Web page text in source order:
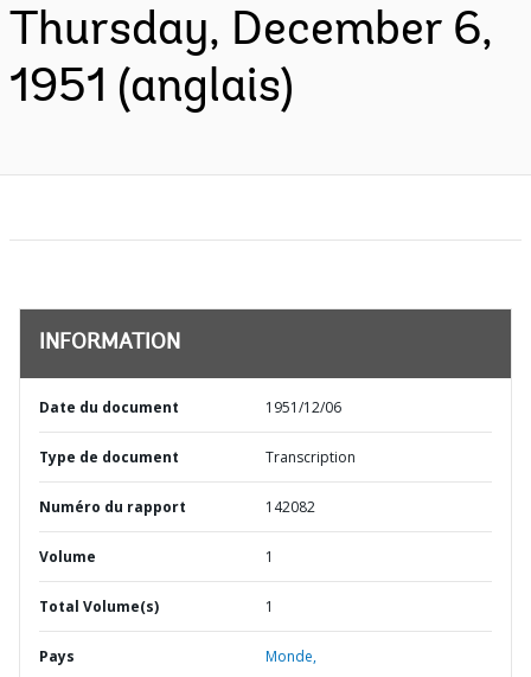
Thursday, December 6,
1951 (anglais)
INFORMATION
Date du document 1951/12/06
Type de document Transcription
Numéro du rapport 142082
Volume 1
Total Volume(s) 1
Pays Monde,